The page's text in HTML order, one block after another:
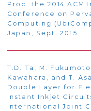
Proc. the 2014
Conference on
Computing
Japan, Sept. 2015.
T.D. Ta, M.
Kawahara, and T.
Double Layer for
Instant Inkjet
International Joint